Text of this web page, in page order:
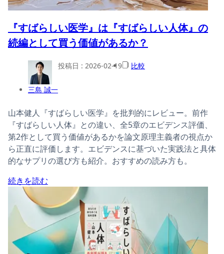
『すばらしい医学』は『すばらしい人体』の
続編として買う価値があるか？
三島 誠一
投稿日 : 2026-02-19 比較
山本健人『すばらしい医学』を批判的にレビュー。前作
『すばらしい人体』との違い、全5章のエビデンス評価、
第2作として買う価値があるかを論文原理主義者の視点か
ら正直に評価します。エビデンスに基づいた実践法と具体
的なサプリの選び方も紹介。おすすめの読み方も。
続きを読む